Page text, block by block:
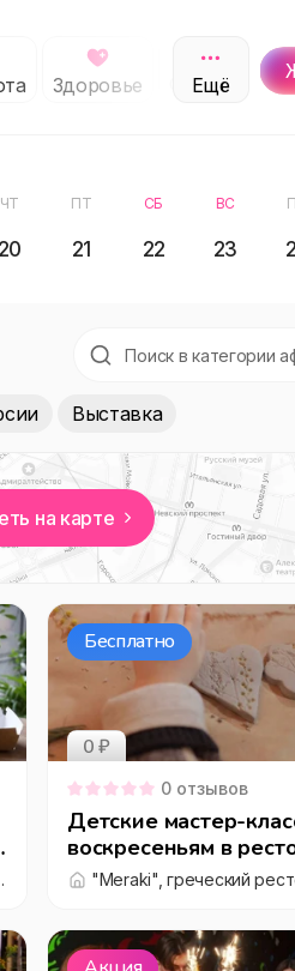
Здоровье Обучение
Ещё
ЧТ
20
ПТ
21
СБ
22
ВС
23
Выставка
на карте
Новом Арбате
Бесплатно
0 ₽
0 отзывов
Детские мастер-
воскресеньям в
"Meraki"